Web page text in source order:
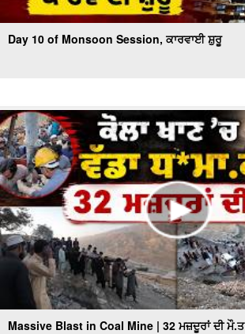
Day 10 of Monsoon Session, ਕਾਰਵਾਈ ਸ਼ੁਰੂ
Massive Blast in Coal Mine | 32 ਮਜ਼ਦੂਰਾਂ ਦੀ ਮੌ.ਤ